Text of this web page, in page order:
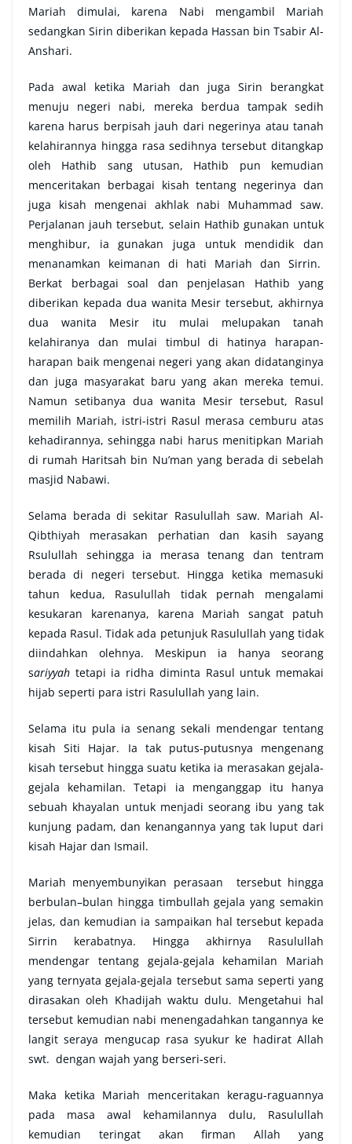
Mariah dimulai, karena Nabi mengambil Mariah
sedangkan Sirin diberikan kepada Hassan bin Tsabir Al-
Anshari.
Pada awal ketika Mariah dan juga Sirin berangkat
menuju negeri nabi, mereka berdua tampak sedih
karena harus berpisah jauh dari negerinya atau tanah
kelahirannya hingga rasa sedihnya tersebut ditangkap
oleh Hathib sang utusan, Hathib pun kemudian
menceritakan berbagai kisah tentang negerinya dan
juga kisah mengenai akhlak nabi Muhammad saw.
Perjalanan jauh tersebut, selain Hathib gunakan untuk
menghibur, ia gunakan juga untuk mendidik dan
menanamkan keimanan di hati Mariah dan Sirrin.
Berkat berbagai soal dan penjelasan Hathib yang
diberikan kepada dua wanita Mesir tersebut, akhirnya
dua wanita Mesir itu mulai melupakan tanah
kelahiranya dan mulai timbul di hatinya harapan-
harapan baik mengenai negeri yang akan didatanginya
dan juga masyarakat baru yang akan mereka temui.
Namun setibanya dua wanita Mesir tersebut, Rasul
memilih Mariah, istri-istri Rasul merasa cemburu atas
kehadirannya, sehingga nabi harus menitipkan Mariah
di rumah Haritsah bin Nu’man yang berada di sebelah
masjid Nabawi.
Selama berada di sekitar Rasulullah saw. Mariah Al-
Qibthiyah merasakan perhatian dan kasih sayang
Rsulullah sehingga ia merasa tenang dan tentram
berada di negeri tersebut. Hingga ketika memasuki
tahun kedua, Rasulullah tidak pernah mengalami
kesukaran karenanya, karena Mariah sangat patuh
kepada Rasul. Tidak ada petunjuk Rasulullah yang tidak
diindahkan olehnya. Meskipun ia hanya seorang
sariyyah tetapi ia ridha diminta Rasul untuk memakai
hijab seperti para istri Rasulullah yang lain.
Selama itu pula ia senang sekali mendengar tentang
kisah Siti Hajar. Ia tak putus-putusnya mengenang
kisah tersebut hingga suatu ketika ia merasakan gejala-
gejala kehamilan. Tetapi ia menganggap itu hanya
sebuah khayalan untuk menjadi seorang ibu yang tak
kunjung padam, dan kenangannya yang tak luput dari
kisah Hajar dan Ismail.
Mariah menyembunyikan perasaan tersebut hingga
berbulan–bulan hingga timbullah gejala yang semakin
jelas, dan kemudian ia sampaikan hal tersebut kepada
Sirrin kerabatnya. Hingga akhirnya Rasulullah
mendengar tentang gejala-gejala kehamilan Mariah
yang ternyata gejala-gejala tersebut sama seperti yang
dirasakan oleh Khadijah waktu dulu. Mengetahui hal
tersebut kemudian nabi menengadahkan tangannya ke
langit seraya mengucap rasa syukur ke hadirat Allah
swt. dengan wajah yang berseri-seri.
Maka ketika Mariah menceritakan keragu-raguannya
pada masa awal kehamilannya dulu, Rasulullah
kemudian teringat akan firman Allah yang